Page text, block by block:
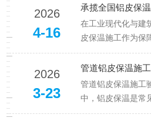
衣”——这便是岩棉
牢固、高效地敷设
道岩棉保温施工。
2026
4-16
在工业现代化与建
皮保温施工作为保
耗、提升安全防护
洋设施、石油化工
气等多个关键领域
的重要支撑。随着“
2026
3-23
管道铝皮保温施
管道铝皮保温施工
中，铝皮保温是常
节至关重要。正确